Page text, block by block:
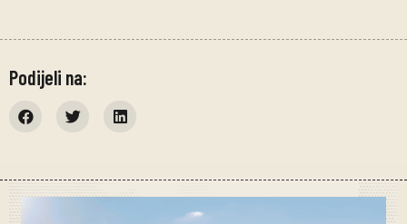
Podijeli na: